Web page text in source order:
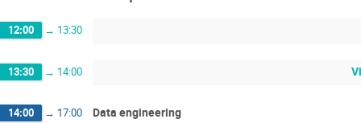
12:00 → 13:30
13:30 → 14:00
14:00 → 17:00 Data engineering